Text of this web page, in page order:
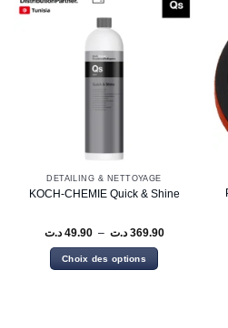
DETAILING & NETTOYAGE
KOCH-CHEMIE Quick & Shine
49.90 د.ت – 369.90 د.ت
Plage
Choix des options